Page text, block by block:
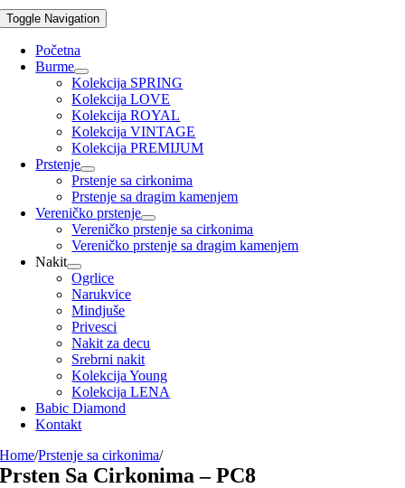
Toggle Navigation
Početna
Burme
Kolekcija SPRING
Kolekcija LOVE
Kolekcija ROYAL
Kolekcija VINTAGE
Kolekcija PREMIJUM
Prstenje
Prstenje sa cirkonima
Prstenje sa dragim kamenjem
Vereničko prstenje
Vereničko prstenje sa cirkonima
Vereničko prstenje sa dragim kamenjem
Nakit
Ogrlice
Narukvice
Mindjuše
Privesci
Nakit za decu
Srebrni nakit
Kolekcija Young
Kolekcija LENA
Babic Diamond
Kontakt
Home/Prstenje sa cirkonima/
Prsten Sa Cirkonima – PC8